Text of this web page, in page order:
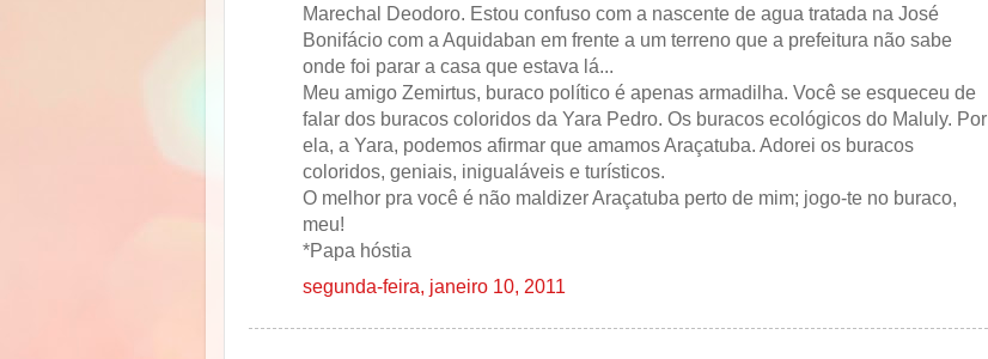
Marechal Deodoro. Estou confuso com a nascente de agua tratada na José
Bonifácio com a Aquidaban em frente a um terreno que a prefeitura não sabe
onde foi parar a casa que estava lá...
Meu amigo Zemirtus, buraco político é apenas armadilha. Você se esqueceu de
falar dos buracos coloridos da Yara Pedro. Os buracos ecológicos do Maluly. Por
ela, a Yara, podemos afirmar que amamos Araçatuba. Adorei os buracos
coloridos, geniais, inigualáveis e turísticos.
O melhor pra você é não maldizer Araçatuba perto de mim; jogo-te no buraco,
meu!
*Papa hóstia
segunda-feira, janeiro 10, 2011